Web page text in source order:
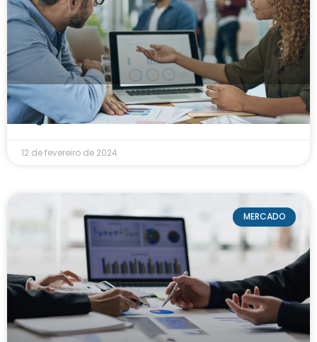
O que é data driven e como aplicá-los nos
negócios?
12 de fevereiro de 2024
MERCADO